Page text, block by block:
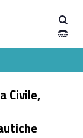
Civile,